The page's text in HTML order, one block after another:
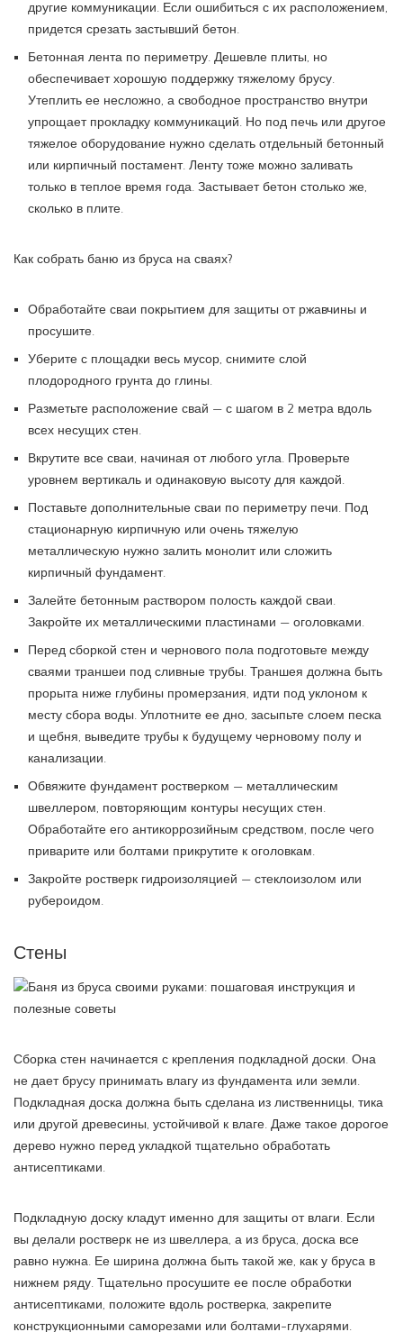
другие коммуникации. Если ошибиться с их расположением,
придется срезать застывший бетон.
Бетонная лента по периметру. Дешевле плиты, но
обеспечивает хорошую поддержку тяжелому брусу.
Утеплить ее несложно, а свободное пространство внутри
упрощает прокладку коммуникаций. Но под печь или другое
тяжелое оборудование нужно сделать отдельный бетонный
или кирпичный постамент. Ленту тоже можно заливать
только в теплое время года. Застывает бетон столько же,
сколько в плите.
Как собрать баню из бруса на сваях?
Обработайте сваи покрытием для защиты от ржавчины и
просушите.
Уберите с площадки весь мусор, снимите слой
плодородного грунта до глины.
Разметьте расположение свай — с шагом в 2 метра вдоль
всех несущих стен.
Вкрутите все сваи, начиная от любого угла. Проверьте
уровнем вертикаль и одинаковую высоту для каждой.
Поставьте дополнительные сваи по периметру печи. Под
стационарную кирпичную или очень тяжелую
металлическую нужно залить монолит или сложить
кирпичный фундамент.
Залейте бетонным раствором полость каждой сваи.
Закройте их металлическими пластинами — оголовками.
Перед сборкой стен и чернового пола подготовьте между
сваями траншеи под сливные трубы. Траншея должна быть
прорыта ниже глубины промерзания, идти под уклоном к
месту сбора воды. Уплотните ее дно, засыпьте слоем песка
и щебня, выведите трубы к будущему черновому полу и
канализации.
Обвяжите фундамент ростверком — металлическим
швеллером, повторяющим контуры несущих стен.
Обработайте его антикоррозийным средством, после чего
приварите или болтами прикрутите к оголовкам.
Закройте ростверк гидроизоляцией — стеклоизолом или
рубероидом.
Стены
Сборка стен начинается с крепления подкладной доски. Она
не дает брусу принимать влагу из фундамента или земли.
Подкладная доска должна быть сделана из лиственницы, тика
или другой древесины, устойчивой к влаге. Даже такое дорогое
дерево нужно перед укладкой тщательно обработать
антисептиками.
Подкладную доску кладут именно для защиты от влаги. Если
вы делали ростверк не из швеллера, а из бруса, доска все
равно нужна. Ее ширина должна быть такой же, как у бруса в
нижнем ряду. Тщательно просушите ее после обработки
антисептиками, положите вдоль ростверка, закрепите
конструкционными саморезами или болтами-глухарями.